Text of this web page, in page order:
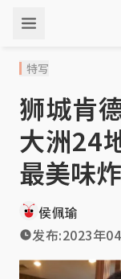
特写
狮城肯
大洲24
最美味
侯佩瑜
发布:2023年